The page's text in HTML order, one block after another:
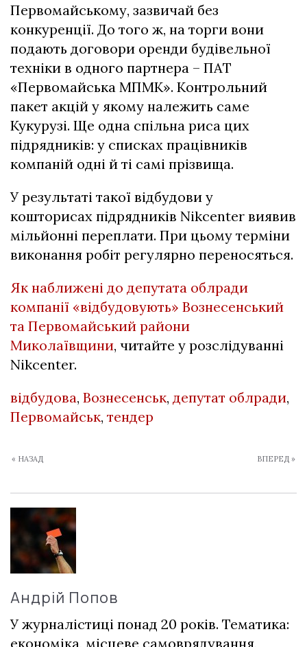
Первомайському, зазвичай без
конкуренції. До того ж, на торги вони
подають договори оренди будівельної
техніки в одного партнера – ПАТ
«Первомайська МПМК». Контрольний
пакет акцій у якому належить саме
Кукурузі. Ще одна спільна риса цих
підрядників: у списках працівників
компаній одні й ті самі прізвища.
У результаті такої відбудови у
кошторисах підрядників Nikcenter виявив
мільйонні переплати. При цьому терміни
виконання робіт регулярно переносяться.
Як наближені до депутата облради
компанії «відбудовують» Вознесенський
та Первомайський райони
Миколаївщини, читайте у розслідуванні
Nikcenter.
відбудова, Вознесенськ, депутат облради,
Первомайськ, тендер
« НАЗАД ВПЕРЕД »
Андрій Попов
У журналістиці понад 20 років. Тематика:
економіка, місцеве самоврядування,